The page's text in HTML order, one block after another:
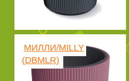
МИЛЛИ/MILLY
(DBMLR)